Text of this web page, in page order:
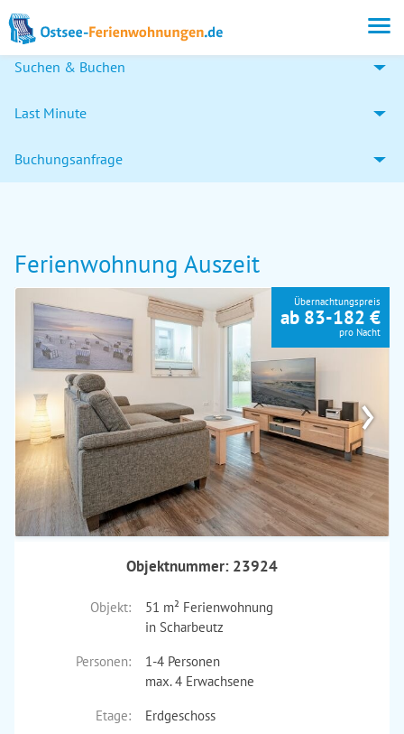
Suchen & Buchen
Last Minute
Buchungsanfrage
Ferienwohnung Auszeit
›
Übernachtungspreis
ab 83-182 €
pro Nacht
Objektnummer: 23924
Objekt:
51 m² Ferienwohnung
in Scharbeutz
Personen:
1-4 Personen
max. 4 Erwachsene
Etage:
Erdgeschoss